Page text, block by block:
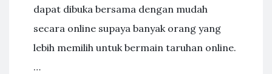
dapat dibuka bersama dengan mudah
secara online supaya banyak orang yang
lebih memilih untuk bermain taruhan online.
…